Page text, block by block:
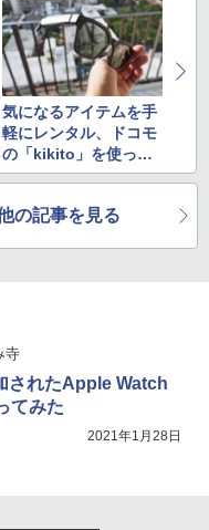
気になるアイテムを手
軽にレンタル、ドコモ
の「kikito」を使って
みた
の記事を見る
寺
されたApple Watch
てみた
2021年1月28日